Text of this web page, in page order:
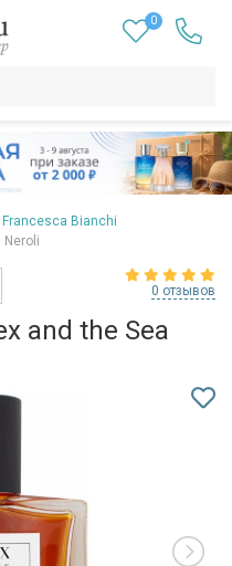
0
Francesca Bianchi
Neroli
0 отзывов
and the Sea